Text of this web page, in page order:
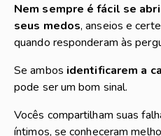
Nem sempre é fácil se
seus medos, anseios e
quando responderam às
Se ambos identificarem a
pode ser um bom sinal.
Vocês compartilham suas
íntimos, se conheceram